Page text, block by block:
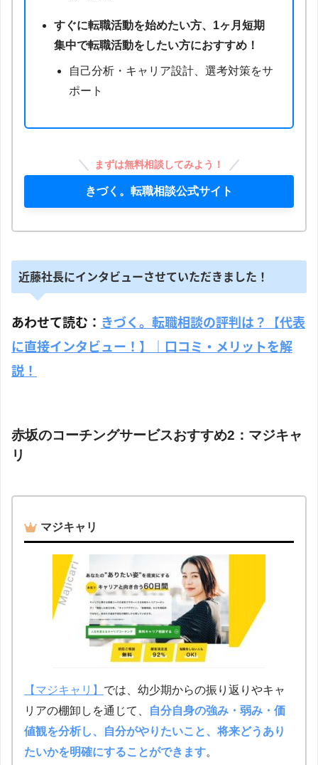
すぐに転職活動を始めたい方、1ヶ月短期
集中で転職活動をしたい方におすすめ！
自己分析・キャリア設計、選考対策をサ
ポート
まずは無料相談してみよう！
きづく。転職相談公式サイト
近藤社長にインタビューさせていただきました！
あわせて読む： きづく。転職相談の評判は？【代表
に直接インタビュー！】｜口コミ・メリットを解
説！
赤坂のコーチングサービスおすすめ2：マジキャ
リ
マジキャリ
【マジキャリ】 では、幼少期からの振り返りやキャ
リアの棚卸しを通じて、
自分自身の強み・弱み・価
値観を分析し、自分がやりたいこと、将来どうあり
たいかを明確にすることができます。